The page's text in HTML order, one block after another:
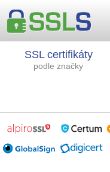
SSL certifikáty
podle značky